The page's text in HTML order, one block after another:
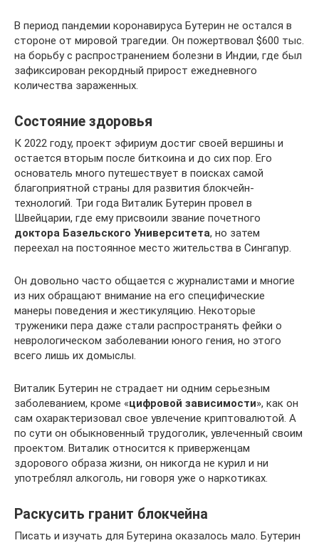
В период пандемии коронавируса Бутерин не остался в
стороне от мировой трагедии. Он пожертвовал $600 тыс.
на борьбу с распространением болезни в Индии, где был
зафиксирован рекордный прирост ежедневного
количества зараженных.
Состояние здоровья
К 2022 году, проект эфириум достиг своей вершины и
остается вторым после биткоина и до сих пор. Его
основатель много путешествует в поисках самой
благоприятной страны для развития блокчейн-
технологий. Три года Виталик Бутерин провел в
Швейцарии, где ему присвоили звание почетного
доктора Базельского Университета, но затем
переехал на постоянное место жительства в Сингапур.
Он довольно часто общается с журналистами и многие
из них обращают внимание на его специфические
манеры поведения и жестикуляцию. Некоторые
труженики пера даже стали распространять фейки о
неврологическом заболевании юного гения, но этого
всего лишь их домыслы.
Виталик Бутерин не страдает ни одним серьезным
заболеванием, кроме «цифровой зависимости», как он
сам охарактеризовал свое увлечение криптовалютой. А
по сути он обыкновенный трудоголик, увлеченный своим
проектом. Виталик относится к приверженцам
здорового образа жизни, он никогда не курил и ни
употреблял алкоголь, ни говоря уже о наркотиках.
Раскусить гранит блокчейна
Писать и изучать для Бутерина оказалось мало. Бутерин